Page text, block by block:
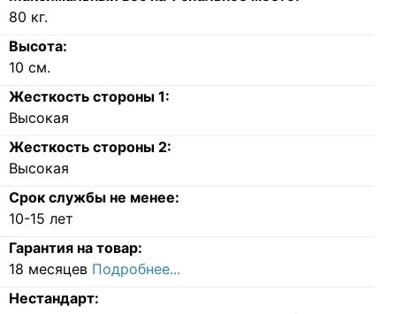
80 кг.
Высота:
10 см.
Жесткость стороны 1:
Высокая
Жесткость стороны 2:
Высокая
Срок службы не менее:
10-15 лет
Гарантия на товар:
18 месяцев Подробнее...
Нестандарт: